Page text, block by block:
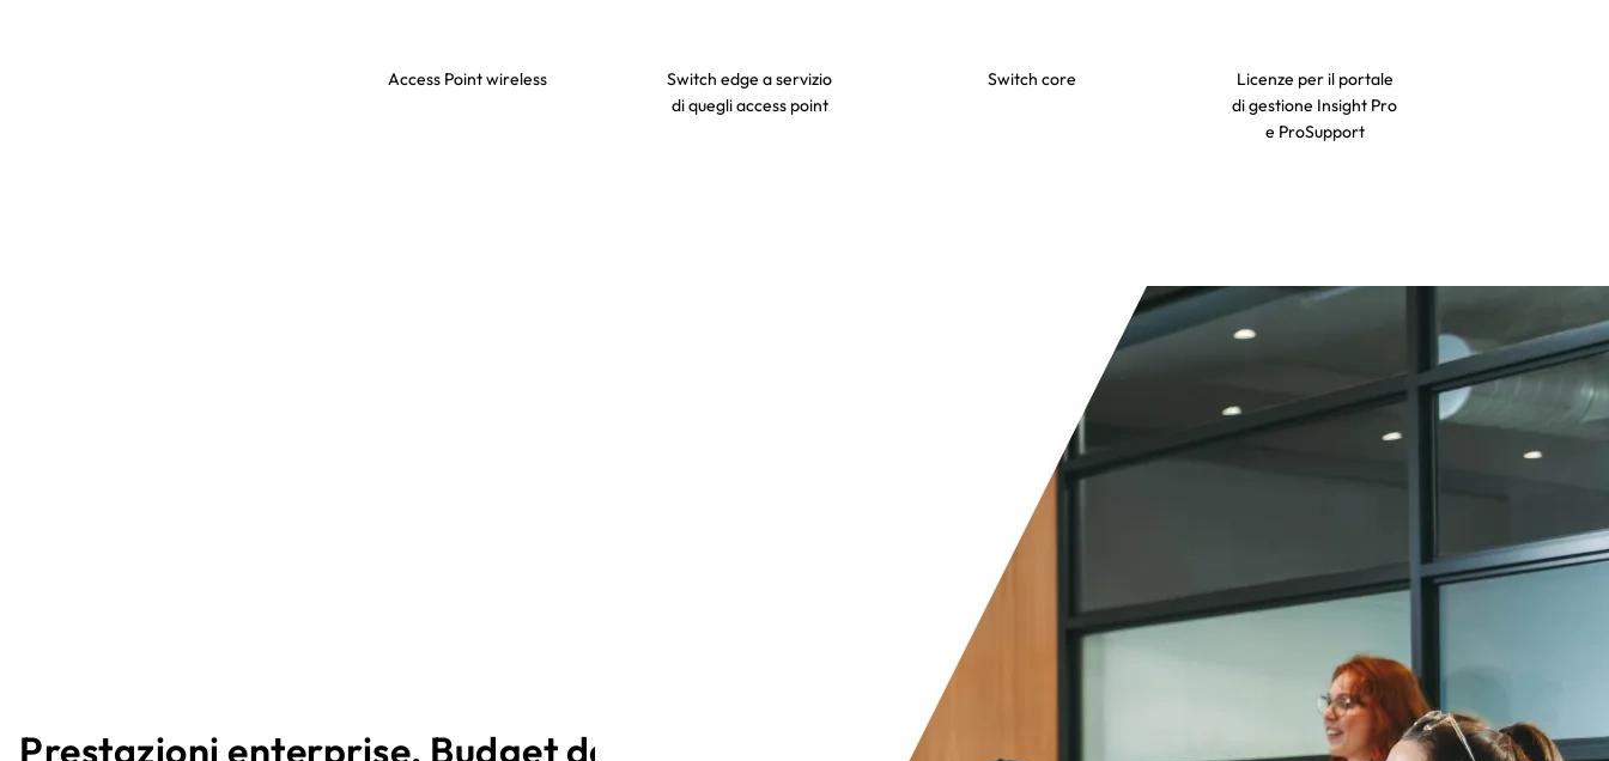
Access Point wireless
Switch edge a servizio
di quegli access point
Switch core
Licenze per il portale
di gestione Insight Pro
e ProSupport
Prestazioni enterprise. Budget da